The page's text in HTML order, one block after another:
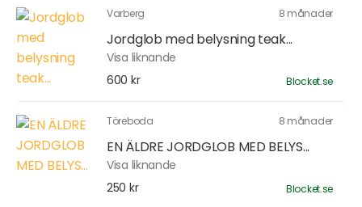
Varberg 8 månader
Jordglob med belysning teak...
Visa liknande
600 kr
Blocket.se
Töreboda 8 månader
EN ÄLDRE JORDGLOB MED BELYS...
Visa liknande
250 kr
Blocket.se